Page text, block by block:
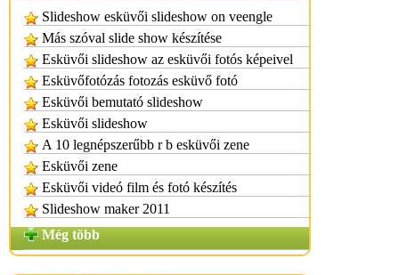
Slideshow esküvői slideshow on veengle
Más szóval slide show készítése
Esküvői slideshow az esküvői fotós képeivel
Esküvőfotózás fotozás esküvő fotó
Esküvői bemutató slideshow
Esküvői slideshow
A 10 legnépszerűbb r b esküvői zene
Esküvői zene
Esküvői videó film és fotó készítés
Slideshow maker 2011
Még több